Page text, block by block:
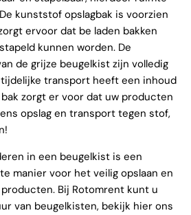
kunststof opslagbak is voorzien
ervoor dat be laden bakken
kunnen worden. De
de grijze beugelkist zijn volledig
transport heeft een inhoud
zorgt er voor dat uw producten
opslag en transport tegen stof,
in een beugelkist is een
manier voor het veilig opslaan en
Bij Rotomrent kunt u
van beugelkisten, bekijk hier ons